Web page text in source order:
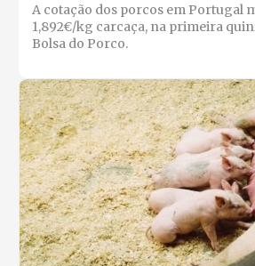
A cotação dos porcos em Portugal
1,892€/kg carcaça, na primeira
Bolsa do Porco.